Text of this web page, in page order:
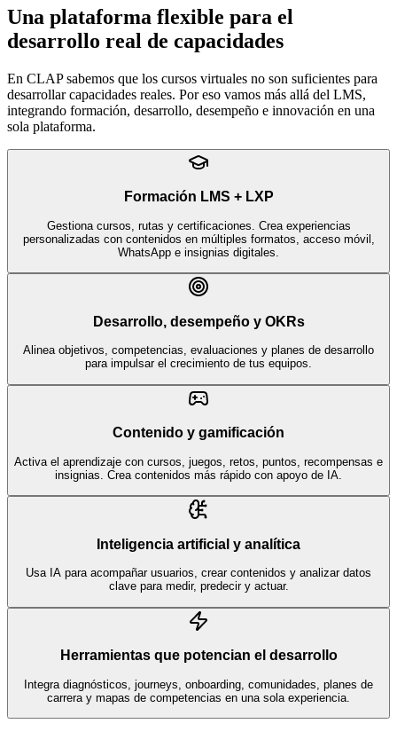
Una plataforma flexible para el
desarrollo real de capacidades
En CLAP sabemos que los cursos virtuales no son suficientes para
desarrollar capacidades reales. Por eso vamos más allá del LMS,
integrando formación, desarrollo, desempeño e innovación en una
sola plataforma.
Formación LMS + LXP
Gestiona cursos, rutas y certificaciones. Crea experiencias
personalizadas con contenidos en múltiples formatos, acceso móvil,
WhatsApp e insignias digitales.
Desarrollo, desempeño y OKRs
Alinea objetivos, competencias, evaluaciones y planes de desarrollo
para impulsar el crecimiento de tus equipos.
Contenido y gamificación
Activa el aprendizaje con cursos, juegos, retos, puntos, recompensas e
insignias. Crea contenidos más rápido con apoyo de IA.
Inteligencia artificial y analítica
Usa IA para acompañar usuarios, crear contenidos y analizar datos
clave para medir, predecir y actuar.
Herramientas que potencian el desarrollo
Integra diagnósticos, journeys, onboarding, comunidades, planes de
carrera y mapas de competencias en una sola experiencia.